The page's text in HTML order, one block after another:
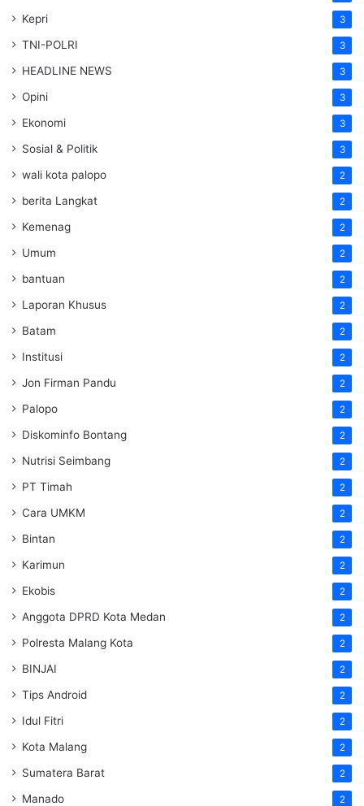
Kepri 3
TNI-POLRI 3
HEADLINE NEWS 3
Opini 3
Ekonomi 3
Sosial & Politik 3
wali kota palopo 2
berita Langkat 2
Kemenag 2
Umum 2
bantuan 2
Laporan Khusus 2
Batam 2
Institusi 2
Jon Firman Pandu 2
Palopo 2
Diskominfo Bontang 2
Nutrisi Seimbang 2
PT Timah 2
Cara UMKM 2
Bintan 2
Karimun 2
Ekobis 2
Anggota DPRD Kota Medan 2
Polresta Malang Kota 2
BINJAI 2
Tips Android 2
Idul Fitri 2
Kota Malang 2
Sumatera Barat 2
Manado 2